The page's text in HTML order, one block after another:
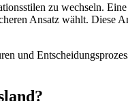
zu wechseln.
Ansatz wählt. Diese
und